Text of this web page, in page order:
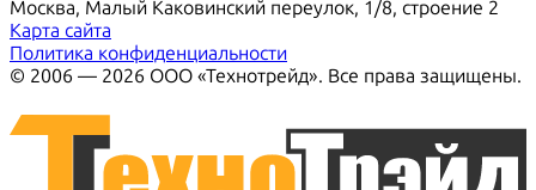
Москва, Малый Каковинский переулок, 1/8, строение 2
Карта сайта
Политика конфиденциальности
© 2006 — 2026 ООО «Технотрейд». Все права защищены.